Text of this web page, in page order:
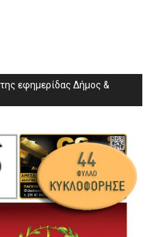
εφημερίδας Δήμος &